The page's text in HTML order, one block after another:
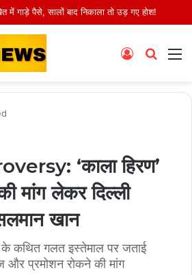
गाड़े पैसे, सालों बाद निकाला तो उड़ गए होश!
Search
Log
‘काला हिरण’
मांग लेकर दिल्ली
खान
कथित गलत इस्तेमाल पर जताई
और प्रमोशन रोकने की मांग